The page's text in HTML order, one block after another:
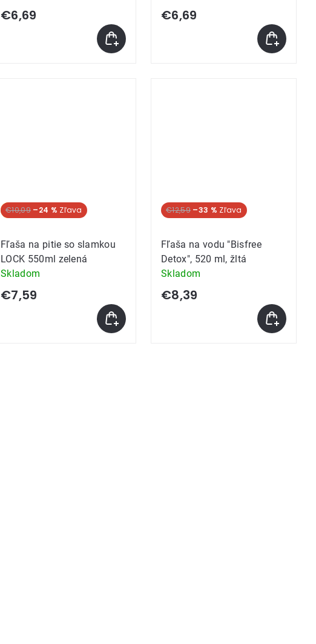
€6,69 €6,69
Akcia
€10,09 –24 %
Fľaša na pitie so slamkou
LOCK 550ml zelená
Skladom
€7,59
€12,59 –33 %
Fľaša na vodu "Bisfree
Detox", 520 ml, žltá
Skladom
€8,39